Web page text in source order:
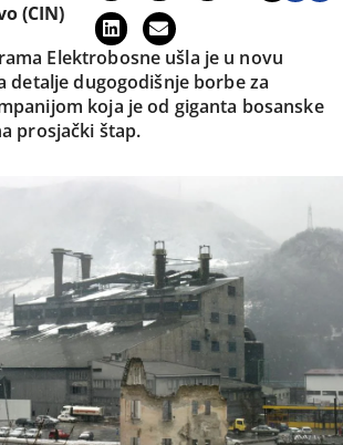
(CIN)
Elektrobosne ušla je u novu
detalje dugogodišnje borbe za
koja je od giganta bosanske
prosjački štap.